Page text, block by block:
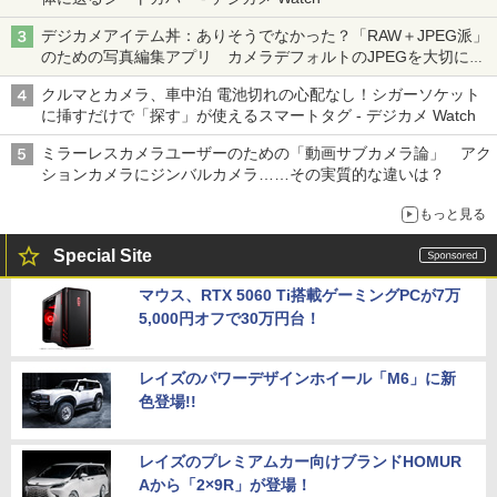
デジカメアイテム丼：ありそうでなかった？「RAW＋JPEG派」
のための写真編集アプリ カメラデフォルトのJPEGを大切にす
る「Filmator」
クルマとカメラ、車中泊 電池切れの心配なし！シガーソケット
に挿すだけで「探す」が使えるスマートタグ - デジカメ Watch
ミラーレスカメラユーザーのための「動画サブカメラ論」 アク
ションカメラにジンバルカメラ……その実質的な違いは？
もっと見る
Special Site
マウス、RTX 5060 Ti搭載ゲーミングPCが7万
5,000円オフで30万円台！
レイズのパワーデザインホイール「M6」に新
色登場!!
レイズのプレミアムカー向けブランドHOMUR
Aから「2×9R」が登場！